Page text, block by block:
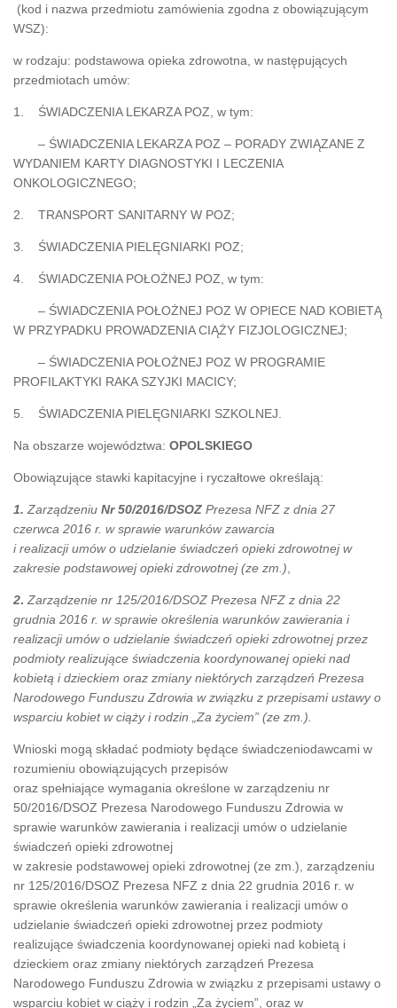
(kod i nazwa przedmiotu zamówienia zgodna z obowiązującym
WSZ):
w rodzaju: podstawowa opieka zdrowotna, w następujących
przedmiotach umów:
1. ŚWIADCZENIA LEKARZA POZ, w tym:
– ŚWIADCZENIA LEKARZA POZ – PORADY ZWIĄZANE Z
WYDANIEM KARTY DIAGNOSTYKI I LECZENIA
ONKOLOGICZNEGO;
2. TRANSPORT SANITARNY W POZ;
3. ŚWIADCZENIA PIELĘGNIARKI POZ;
4. ŚWIADCZENIA POŁOŻNEJ POZ, w tym:
– ŚWIADCZENIA POŁOŻNEJ POZ W OPIECE NAD KOBIETĄ
W PRZYPADKU PROWADZENIA CIĄŻY FIZJOLOGICZNEJ;
– ŚWIADCZENIA POŁOŻNEJ POZ W PROGRAMIE
PROFILAKTYKI RAKA SZYJKI MACICY;
5. ŚWIADCZENIA PIELĘGNIARKI SZKOLNEJ.
Na obszarze województwa: OPOLSKIEGO
Obowiązujące stawki kapitacyjne i ryczałtowe określają:
1. Zarządzeniu Nr 50/2016/DSOZ Prezesa NFZ z dnia 27
czerwca 2016 r. w sprawie warunków zawarcia
i realizacji umów o udzielanie świadczeń opieki zdrowotnej w
zakresie podstawowej opieki zdrowotnej (ze zm.)
2. Zarządzenie nr 125/2016/DSOZ Prezesa NFZ z dnia 22
grudnia 2016 r. w sprawie określenia warunków zawierania i
realizacji umów o udzielanie świadczeń opieki zdrowotnej przez
podmioty realizujące świadczenia koordynowanej opieki nad
kobietą i dzieckiem oraz zmiany niektórych zarządzeń Prezesa
Narodowego Funduszu Zdrowia w związku z przepisami ustawy o
wsparciu kobiet w ciąży i rodzin „Za życiem” (ze zm.).
Wnioski mogą składać podmioty będące świadczeniodawcami w
rozumieniu obowiązujących przepisów
oraz spełniające wymagania określone w zarządzeniu nr
50/2016/DSOZ Prezesa Narodowego Funduszu Zdrowia w
sprawie warunków zawierania i realizacji umów o udzielanie
świadczeń opieki zdrowotnej
w zakresie podstawowej opieki zdrowotnej (ze zm.), zarządzeniu
nr 125/2016/DSOZ Prezesa NFZ z dnia 22 grudnia 2016 r. w
sprawie określenia warunków zawierania i realizacji umów o
udzielanie świadczeń opieki zdrowotnej przez podmioty
realizujące świadczenia koordynowanej opieki nad kobietą i
dzieckiem oraz zmiany niektórych zarządzeń Prezesa
Narodowego Funduszu Zdrowia w związku z przepisami ustawy o
wsparciu kobiet w ciąży i rodzin „Za życiem”, oraz w